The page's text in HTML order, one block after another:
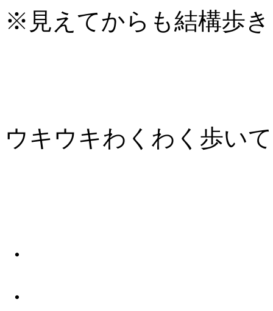
※見えてからも結構歩
ウキウキわくわく歩い
・
・